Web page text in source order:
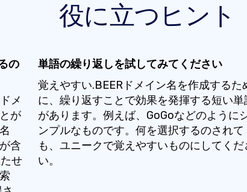
役に立つヒント
の
メ
が
含
せ
単語の繰り返しを試してみてください
覚えやすい.BEERドメイン名を作成するた
に、繰り返すことで効果を発揮する短い単
があります。例えば、GoGoなどのように
ンプルなものです。何を選択するのされて
も、ユニークで覚えやすいものにしてくだ
い。